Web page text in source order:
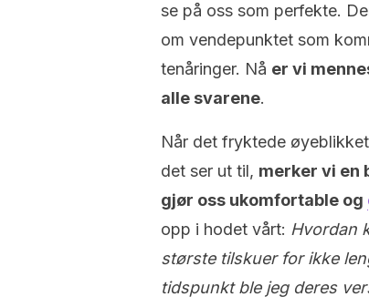
se på oss som perfekte.
om vendepunktet som
tenåringer. Nå er vi
alle svarene.
Når det fryktede
det ser ut til, merker vi en
gjør oss ukomfortable og
opp i hodet vårt: Hvordan
største tilskuer for ikke
tidspunkt ble jeg deres